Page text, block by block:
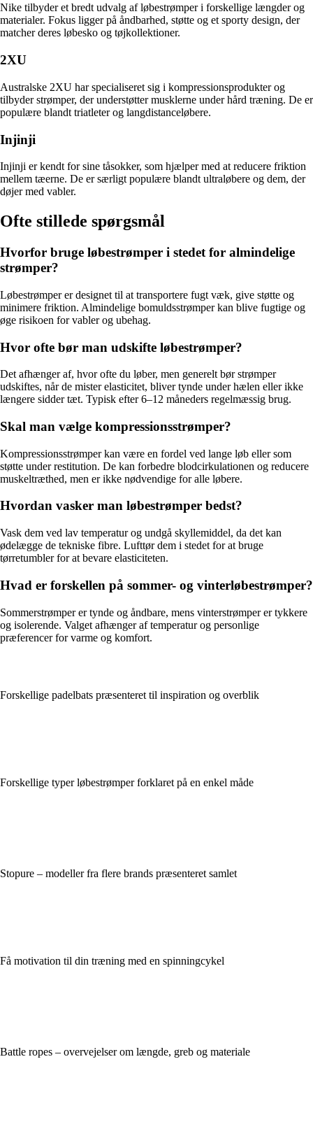
Nike tilbyder et bredt udvalg af løbestrømper i forskellige længder og
materialer. Fokus ligger på åndbarhed, støtte og et sporty design, der
matcher deres løbesko og tøjkollektioner.
2XU
Australske 2XU har specialiseret sig i kompressionsprodukter og
tilbyder strømper, der understøtter musklerne under hård træning. De er
populære blandt triatleter og langdistanceløbere.
Injinji
Injinji er kendt for sine tåsokker, som hjælper med at reducere friktion
mellem tæerne. De er særligt populære blandt ultraløbere og dem, der
døjer med vabler.
Ofte stillede spørgsmål
Hvorfor bruge løbestrømper i stedet for almindelige
strømper?
Løbestrømper er designet til at transportere fugt væk, give støtte og
minimere friktion. Almindelige bomuldsstrømper kan blive fugtige og
øge risikoen for vabler og ubehag.
Hvor ofte bør man udskifte løbestrømper?
Det afhænger af, hvor ofte du løber, men generelt bør strømper
udskiftes, når de mister elasticitet, bliver tynde under hælen eller ikke
længere sidder tæt. Typisk efter 6–12 måneders regelmæssig brug.
Skal man vælge kompressionsstrømper?
Kompressionsstrømper kan være en fordel ved lange løb eller som
støtte under restitution. De kan forbedre blodcirkulationen og reducere
muskeltræthed, men er ikke nødvendige for alle løbere.
Hvordan vasker man løbestrømper bedst?
Vask dem ved lav temperatur og undgå skyllemiddel, da det kan
ødelægge de tekniske fibre. Lufttør dem i stedet for at bruge
tørretumbler for at bevare elasticiteten.
Hvad er forskellen på sommer- og vinterløbestrømper?
Sommerstrømper er tynde og åndbare, mens vinterstrømper er tykkere
og isolerende. Valget afhænger af temperatur og personlige
præferencer for varme og komfort.
Forskellige padelbats præsenteret til inspiration og overblik
Forskellige typer løbestrømper forklaret på en enkel måde
Stopure – modeller fra flere brands præsenteret samlet
Få motivation til din træning med en spinningcykel
Battle ropes – overvejelser om længde, greb og materiale